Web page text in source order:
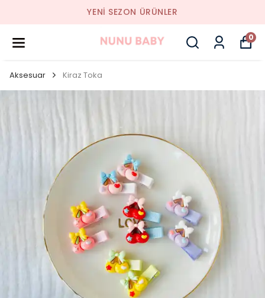
YENI SEZON ÜRÜNLER
0
Aksesuar Kiraz Toka